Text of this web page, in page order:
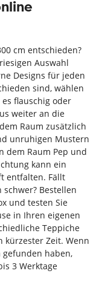
cm entschieden?
Auswahl
Designs für jeden
sind, wählen
flauschig oder
weiter an die
Raum zusätzlich
unruhigen Mustern
dem Raum Pep und
kann ein
entfalten. Fällt
Bestellen
und testen Sie
in Ihren eigenen
Teppiche
kürzester Zeit. Wenn
gefunden haben,
3 Werktage